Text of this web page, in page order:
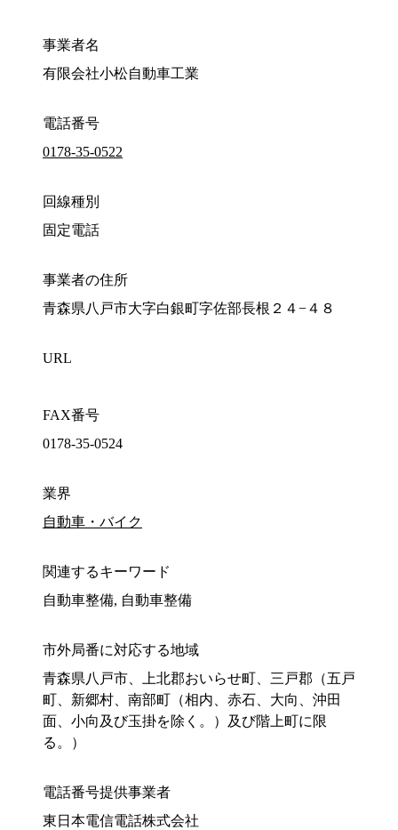
事業者名
有限会社小松自動車工業
電話番号
0178-35-0522
回線種別
固定電話
事業者の住所
青森県八戸市大字白銀町字佐部長根２４−４８
URL
FAX番号
0178-35-0524
業界
自動車・バイク
関連するキーワード
自動車整備, 自動車整備
市外局番に対応する地域
青森県八戸市、上北郡おいらせ町、三戸郡（五戸
町、新郷村、南部町（相内、赤石、大向、沖田
面、小向及び玉掛を除く。）及び階上町に限
る。）
電話番号提供事業者
東日本電信電話株式会社